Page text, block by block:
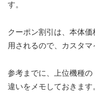
す。
クーポン割引は、本体
用されるので、カスタマ
参考までに、上位機種
違いをメモしておきます